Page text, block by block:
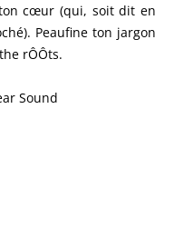
cœur (qui, soit dit en
Peaufine ton jargon
rÔÔts.
Sound